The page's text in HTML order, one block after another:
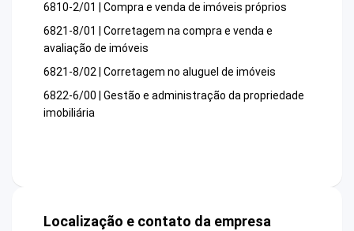
6810-2/01 | Compra e venda de imóveis próprios
6821-8/01 | Corretagem na compra e venda e
avaliação de imóveis
6821-8/02 | Corretagem no aluguel de imóveis
6822-6/00 | Gestão e administração da propriedade
imobiliária
Localização e contato da empresa